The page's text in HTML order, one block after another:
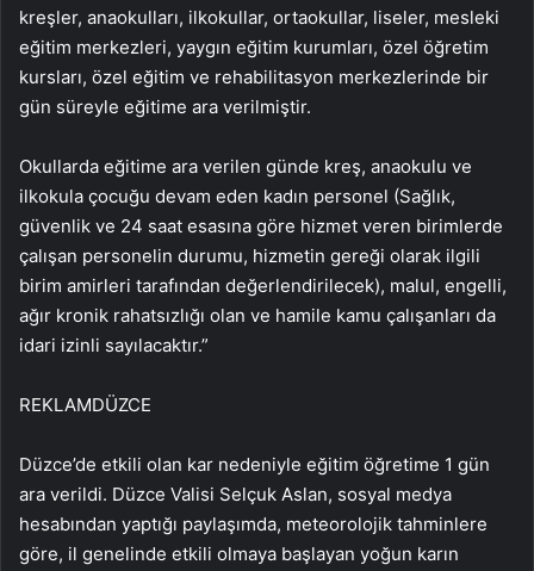
kreşler, anaokulları, ilkokullar, ortaokullar, liseler, mesleki
eğitim merkezleri, yaygın eğitim kurumları, özel öğretim
kursları, özel eğitim ve rehabilitasyon merkezlerinde bir
gün süreyle eğitime ara verilmiştir.
Okullarda eğitime ara verilen günde kreş, anaokulu ve
ilkokula çocuğu devam eden kadın personel (Sağlık,
güvenlik ve 24 saat esasına göre hizmet veren birimlerde
çalışan personelin durumu, hizmetin gereği olarak ilgili
birim amirleri tarafından değerlendirilecek), malul, engelli,
ağır kronik rahatsızlığı olan ve hamile kamu çalışanları da
idari izinli sayılacaktır.”
REKLAMDÜZCE
Düzce’de etkili olan kar nedeniyle eğitim öğretime 1 gün
ara verildi. Düzce Valisi Selçuk Aslan, sosyal medya
hesabından yaptığı paylaşımda, meteorolojik tahminlere
göre, il genelinde etkili olmaya başlayan yoğun karın